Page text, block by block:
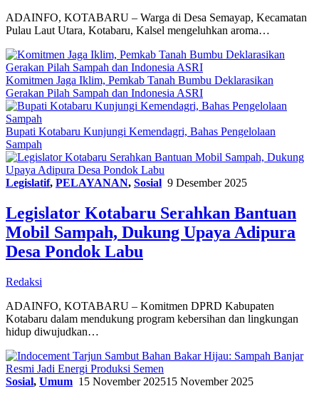
ADAINFO, KOTABARU – Warga di Desa Semayap, Kecamatan
Pulau Laut Utara, Kotabaru, Kalsel mengeluhkan aroma…
Komitmen Jaga Iklim, Pemkab Tanah Bumbu Deklarasikan
Gerakan Pilah Sampah dan Indonesia ASRI
Bupati Kotabaru Kunjungi Kemendagri, Bahas Pengelolaan
Sampah
Legislatif, PELAYANAN, Sosial 9 Desember 2025
Legislator Kotabaru Serahkan Bantuan
Mobil Sampah, Dukung Upaya Adipura
Desa Pondok Labu
Redaksi
ADAINFO, KOTABARU – Komitmen DPRD Kabupaten
Kotabaru dalam mendukung program kebersihan dan lingkungan
hidup diwujudkan…
Sosial, Umum 15 November 202515 November 2025